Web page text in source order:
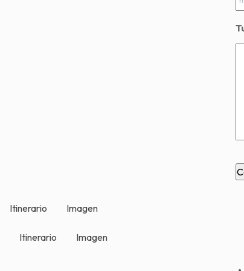
Itinerario Imagen
Itinerario Imagen